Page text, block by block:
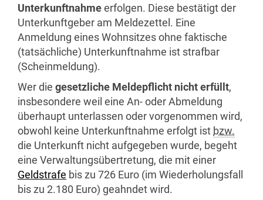
Unterkunftnahmeerfolgen. Diese bestätigt der
Unterkunftgeber am Meldezettel. Eine
Anmeldung eines Wohnsitzes ohne faktische
(tatsächliche) Unterkunftnahme ist strafbar
(Scheinmeldung).
Wer die gesetzliche Meldepflicht nicht erfüllt,
insbesondere weil eine An- oder Abmeldung
überhaupt unterlassen oder vorgenommen wird,
obwohl keine Unterkunftnahme erfolgt ist bzw.
die Unterkunft nicht aufgegeben wurde, begeht
eine Verwaltungsübertretung, die mit einer
Geldstrafe bis zu 726 Euro (im Wiederholungsfall
bis zu 2.180 Euro) geahndet wird.